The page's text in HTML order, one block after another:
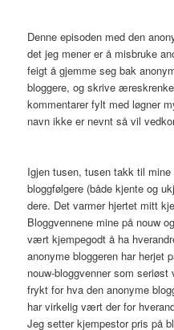
Denne episoden med den
det jeg mener er å misbruke
feigt å gjemme seg bak
bloggere, og skrive
kommentarer fylt med løgner
navn ikke er nevnt så vil
Igjen tusen, tusen takk til
bloggfølgere (både kjente og
dere. Det varmer hjertet mitt
Bloggvennene mine på nouw
vært kjempegodt å ha
anonyme bloggeren har herjet
nouw-bloggvenner som
frykt for hva den anonyme
har virkelig vært der for
Jeg setter kjempestor pris på